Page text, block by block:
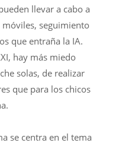
llevar a cabo a
seguimiento
que entraña la IA.
hay más miedo
solas, de realizar
que para los chicos
se centra en el tema